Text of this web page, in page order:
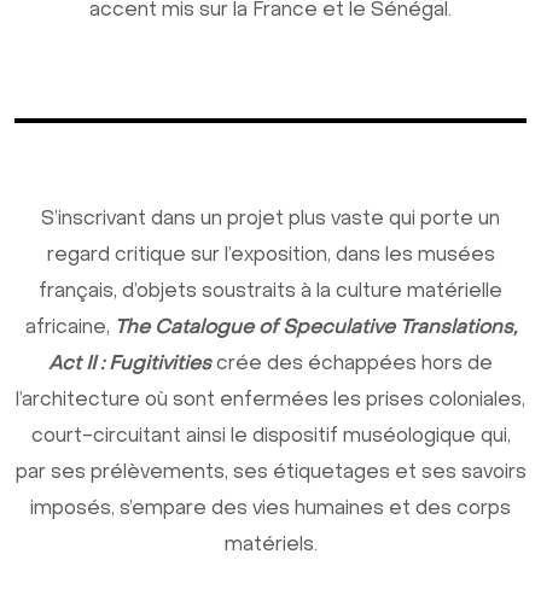
accent mis sur la France et le Sénégal.
S’inscrivant dans un projet plus vaste qui porte un
regard critique sur l’exposition, dans les musées
français, d’objets soustraits à la culture matérielle
africaine, The Catalogue of Speculative Translations,
Act II : Fugitivitiescrée des échappées hors de
l’architecture où sont enfermées les prises coloniales,
court-circuitant ainsi le dispositif muséologique qui,
par ses prélèvements, ses étiquetages et ses savoirs
imposés, s’empare des vies humaines et des corps
matériels.